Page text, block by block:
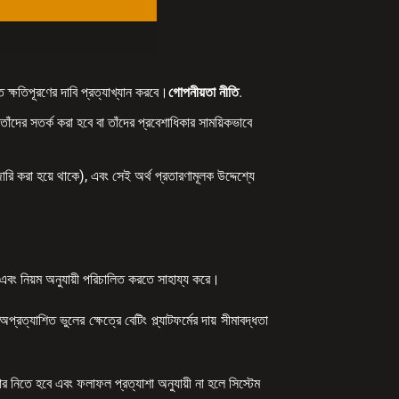
দাবি প্রত্যাখ্যান করবে। গোপনীয়তা নীতি.
সতর্ক করা হবে বা তাঁদের প্রবেশাধিকার সাময়িকভাবে
করা হয়ে থাকে), এবং সেই অর্থ প্রতারণামূলক উদ্দেশ্যে
নিয়ম অনুযায়ী পরিচালিত করতে সাহায্য করে।
ভুলের ক্ষেত্রে বেটিং প্ল্যাটফর্মের দায় সীমাবদ্ধতা
নিতে হবে এবং ফলাফল প্রত্যাশা অনুযায়ী না হলে সিস্টেম